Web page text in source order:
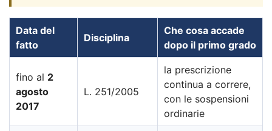
Data del
fatto
Disciplina
Che cosa accade
dopo il primo grado
fino al 2
agosto
2017
L. 251/2005
la prescrizione
continua a correre,
con le sospensioni
ordinarie